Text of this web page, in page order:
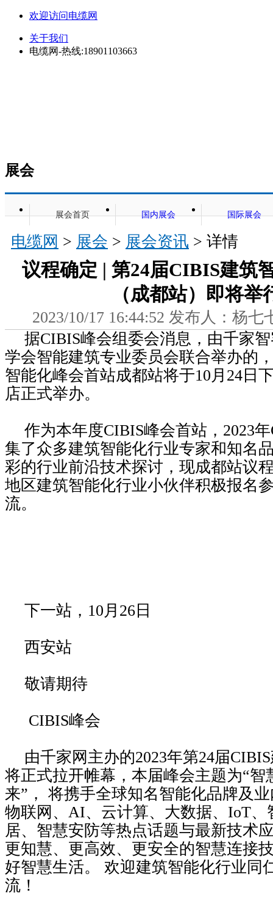
欢迎访问电缆网
关于我们
电缆网-热线:18901103663
展会
展会首页 国内展会 国际展会
电缆网 > 展会 > 展会资讯 > 详情
议程确定 | 第24届CIBIS建筑
（成都站）即将举
2023/10/17 16:44:52 发布人：杨
据CIBIS峰会组委会消息，由千家
学会智能建筑专业委员会联合举办的
智能化峰会首站成都站将于10月24日
店正式举办。
作为本年度CIBIS峰会首站，2023
集了众多建筑智能化行业专家和知名
彩的行业前沿技术探讨，现成都站议
地区建筑智能化行业小伙伴积极报名
流。
下一站，10月26日
西安站
敬请期待
CIBIS峰会
由千家网主办的2023年第24届
将正式拉开帷幕，本届峰会主题为“智
来”， 将携手全球知名智能化品牌及
物联网、AI、云计算、大数据、IoT、
居、智慧安防等热点话题与最新技术
更知慧、更高效、更安全的智慧连接
好智慧生活。 欢迎建筑智能化行业同
流！